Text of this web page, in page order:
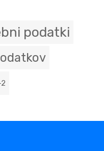
podatki